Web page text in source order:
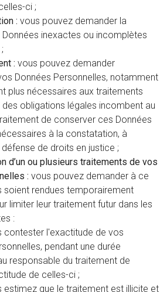
ci ;
: vous pouvez demander la
inexactes ou incomplètes
: vous pouvez demander
Données Personnelles, notamment
plus nécessaires aux traitements
obligations légales incombent au
de conserver ces Données
à la constatation, à
de droits en justice ;
d’un ou plusieurs traitements de vos
: vous pouvez demander à ce
soient rendues temporairement
limiter leur traitement futur dans les
:
contester l'exactitude de vos
pendant une durée
responsable du traitement de
de celles-ci ;
estimez que le traitement est illicite et